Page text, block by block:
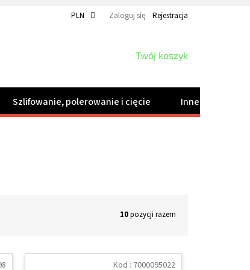
PLN Zaloguj się Rejestracja
KOSZYK
Twój koszyk
Szlifowanie, polerowanie i cięcie Inne produkty
10pozycji razem
Kod : 7000095022